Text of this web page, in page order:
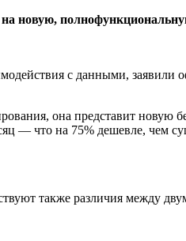
на новую,
с данными, заявили
она представит новую
— что на 75% дешевле, чем
также различия между